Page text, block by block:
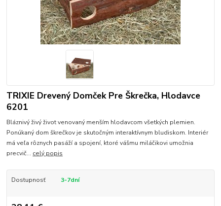
TRIXIE Drevený Domček Pre Škrečka, Hlodavce
6201
Bláznivý živý život venovaný menším hlodavcom všetkých plemien.
Ponúkaný dom škrečkov je skutočným interaktívnym bludiskom. Interiér
má veľa rôznych pasáží a spojení, ktoré vášmu miláčikovi umožnia
precvič... celý popis
Dostupnosť 3-7dní